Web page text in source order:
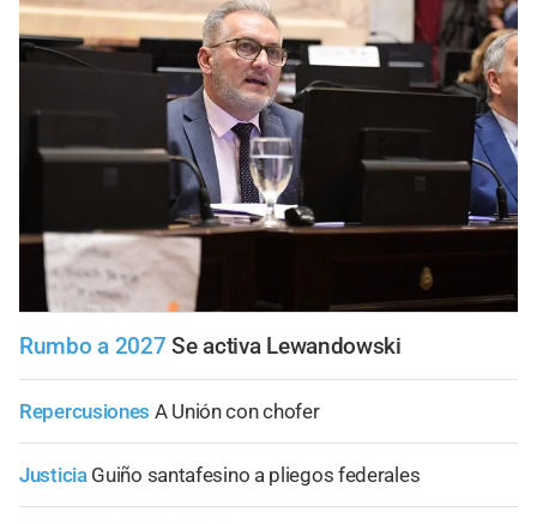
Rumbo a 2027 Se activa Lewandowski
Repercusiones A Unión con chofer
Justicia Guiño santafesino a pliegos federales